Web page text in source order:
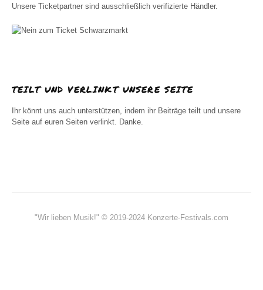
Unsere Ticketpartner sind ausschließlich verifizierte Händler.
TEILT UND VERLINKT UNSERE SEITE
Ihr könnt uns auch unterstützen, indem ihr Beiträge teilt und unsere
Seite auf euren Seiten verlinkt. Danke.
"Wir lieben Musik!" © 2019-2024 Konzerte-Festivals.com